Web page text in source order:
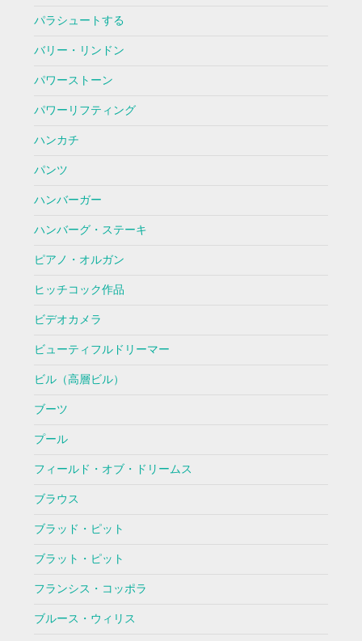
パラシュートする
バリー・リンドン
パワーストーン
パワーリフティング
ハンカチ
パンツ
ハンバーガー
ハンバーグ・ステーキ
ピアノ・オルガン
ヒッチコック作品
ビデオカメラ
ビューティフルドリーマー
ビル（高層ビル）
ブーツ
プール
フィールド・オブ・ドリームス
ブラウス
ブラッド・ピット
ブラット・ピット
フランシス・コッポラ
ブルース・ウィリス